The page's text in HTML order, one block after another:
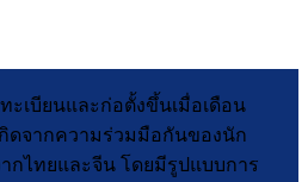
เบียนและก่อตั้งขึ้นเมื่อเดือน
ดจากความร่วมมือกันของนัก
กไทยและจีน โดยมีรูปแบบการ